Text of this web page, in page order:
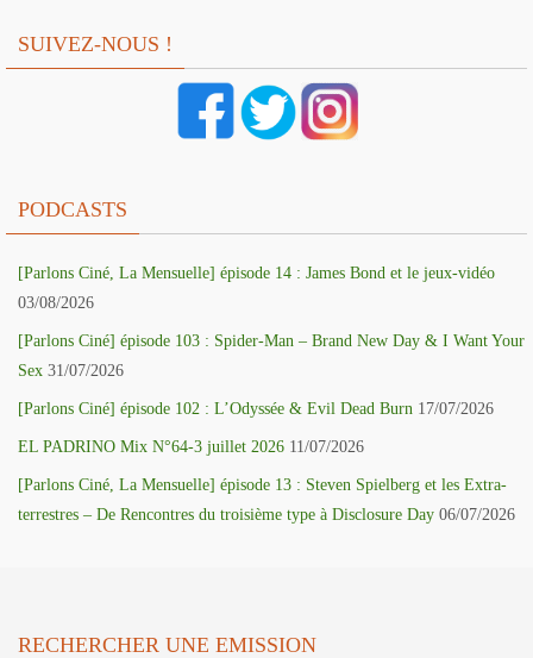
SUIVEZ-NOUS !
PODCASTS
[Parlons Ciné, La Mensuelle] épisode 14 : James Bond et le jeux-vidéo
03/08/2026
[Parlons Ciné] épisode 103 : Spider-Man – Brand New Day & I Want Your
Sex 31/07/2026
[Parlons Ciné] épisode 102 : L’Odyssée & Evil Dead Burn 17/07/2026
EL PADRINO Mix N°64-3 juillet 2026 11/07/2026
[Parlons Ciné, La Mensuelle] épisode 13 : Steven Spielberg et les Extra-
terrestres – De Rencontres du troisième type à Disclosure Day 06/07/2026
RECHERCHER UNE EMISSION